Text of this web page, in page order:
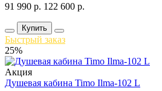
91 990 р. 122 600 р.
Купить
Быстрый заказ
25%
Акция
Душевая кабина Timo Ilma-102 L